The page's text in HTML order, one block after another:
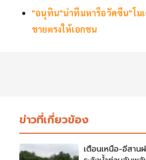
"อนุทิน"นำทีมหารือวัคซีน"โมเ
ขายตรงให้เอกชน
ข่าวที่เกี่ยวข้อง
เตือนเหนือ-อีสาน